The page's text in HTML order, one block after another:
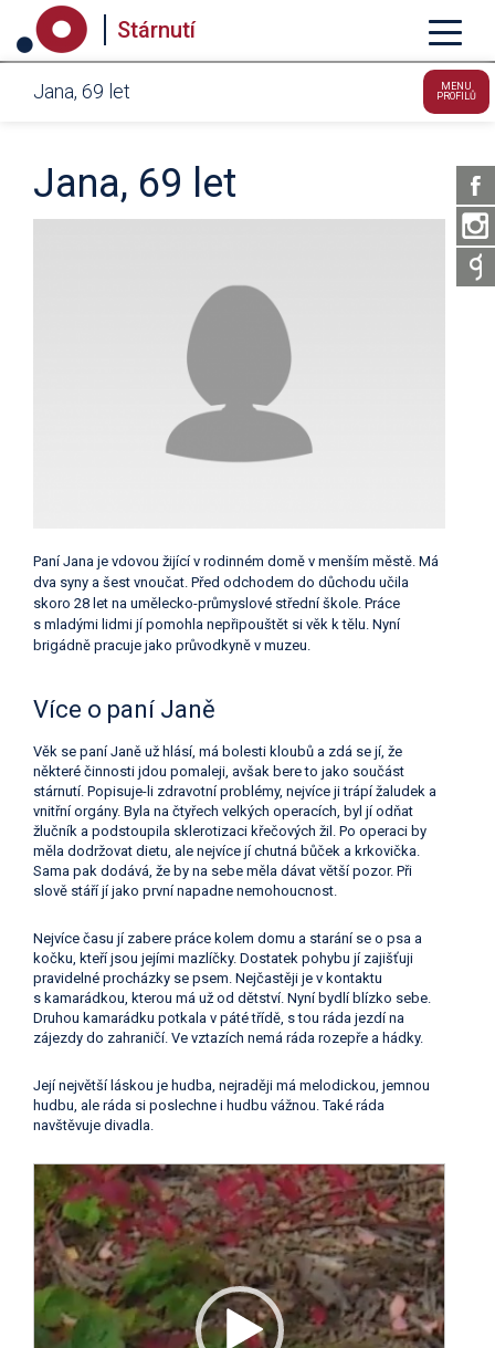
Stárnutí
Jana, 69 let
MENU
PROFILŮ
Jana, 69 let
Paní Jana je vdovou žijící v rodinném domě v menším městě. Má
dva syny a šest vnoučat. Před odchodem do důchodu učila
skoro 28 let na umělecko-průmyslové střední škole. Práce
s mladými lidmi jí pomohla nepřipouštět si věk k tělu. Nyní
brigádně pracuje jako průvodkyně v muzeu.
Více o paní Janě
Věk se paní Janě už hlásí, má bolesti kloubů a zdá se jí, že
některé činnosti jdou pomaleji, avšak bere to jako součást
stárnutí. Popisuje-li zdravotní problémy, nejvíce ji trápí žaludek a
vnitřní orgány. Byla na čtyřech velkých operacích, byl jí odňat
žlučník a podstoupila sklerotizaci křečových žil. Po operaci by
měla dodržovat dietu, ale nejvíce jí chutná bůček a krkovička.
Sama pak dodává, že by na sebe měla dávat větší pozor. Při
slově stáří jí jako první napadne nemohoucnost.
Nejvíce času jí zabere práce kolem domu a starání se o psa a
kočku, kteří jsou jejími mazlíčky. Dostatek pohybu jí zajišťuji
pravidelné procházky se psem. Nejčastěji je v kontaktu
s kamarádkou, kterou má už od dětství. Nyní bydlí blízko sebe.
Druhou kamarádku potkala v páté třídě, s tou ráda jezdí na
zájezdy do zahraničí. Ve vztazích nemá ráda rozepře a hádky.
Její největší láskou je hudba, nejraději má melodickou, jemnou
hudbu, ale ráda si poslechne i hudbu vážnou. Také ráda
navštěvuje divadla.
Video
přehrávač